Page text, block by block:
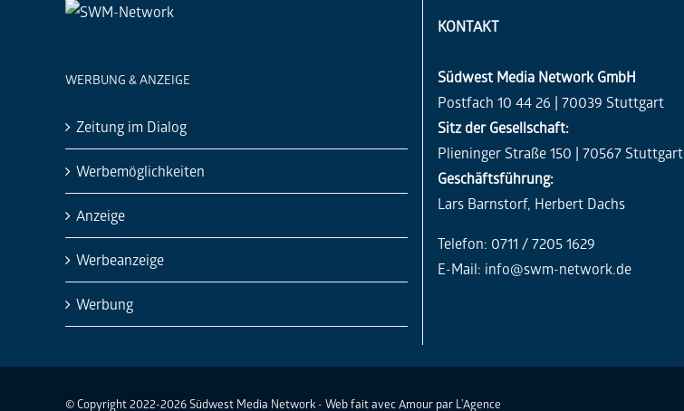
WERBUNG & ANZEIGE
Zeitung im Dialog
Werbemöglichkeiten
Anzeige
Werbeanzeige
Werbung
KONTAKT
Südwest Media Network GmbH
Postfach 10 44 26 | 70039 Stuttgart
Sitz der Gesellschaft:
Plieninger Straße 150 | 70567 Stuttgart
Geschäftsführung:
Lars Barnstorf, Herbert Dachs
Telefon: 0711 / 7205 1629
E-Mail: info@swm-network.de
© Copyright 2022-2026 Südwest Media Network - Web fait avec Amour par L'Agence